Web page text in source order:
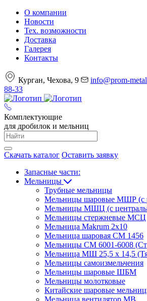
О компании
Новости
Тех. возможности
Доставка
Галерея
Контакты
Курган, Чехова, 9 info@prom-
88-33
Комплектующие
для дробилок и мельниц
Скачать каталог Оставить заявку
Запасные части:
Мельницы
Трубные мельницы
Мельницы шаровые МШР (с
Мельницы МШЦ (с
Мельницы стержневые МСЦ
Мельница Makrum 2х10
Мельница шаровая СМ 1456
Мельницы СМ 6001-6008
Мельница МШ 25,5 х 14,5
Мельницы самоизмельчения
Мельницы шаровые ШБМ
Мельницы молотковые
Китайские шаровые
Мельница вентилятор МВ